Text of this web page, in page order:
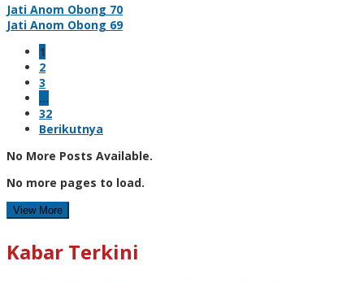
Jati Anom Obong 70
Jati Anom Obong 69
1
2
3
…
32
Berikutnya
No More Posts Available.
No more pages to load.
View More
Kabar Terkini